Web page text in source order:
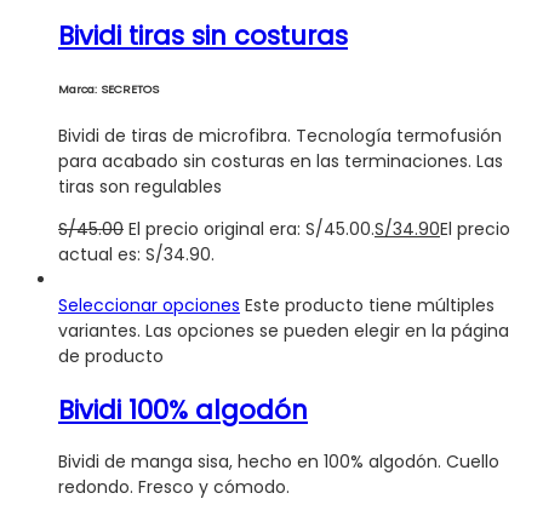
Bividi tiras sin costuras
Marca: SECRETOS
Bividi de tiras de microfibra. Tecnología termofusión
para acabado sin costuras en las terminaciones. Las
tiras son regulables
S/45.00 El precio original era: S/45.00.S/34.90El precio
actual es: S/34.90.
Seleccionar opciones Este producto tiene múltiples
variantes. Las opciones se pueden elegir en la página
de producto
Bividi 100% algodón
Bividi de manga sisa, hecho en 100% algodón. Cuello
redondo. Fresco y cómodo.